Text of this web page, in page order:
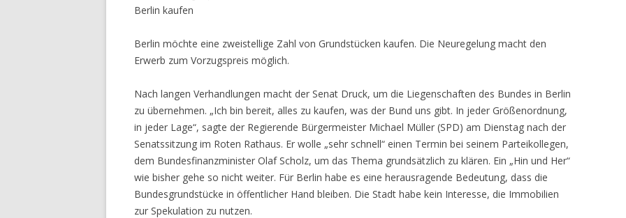
Berlin kaufen
Berlin möchte eine zweistellige Zahl von Grundstücken kaufen. Die Neuregelung macht den
Erwerb zum Vorzugspreis möglich.
Nach langen Verhandlungen macht der Senat Druck, um die Liegenschaften des Bundes in Berlin
zu übernehmen. „Ich bin bereit, alles zu kaufen, was der Bund uns gibt. In jeder Größenordnung,
in jeder Lage“, sagte der Regierende Bürgermeister Michael Müller (SPD) am Dienstag nach der
Senatssitzung im Roten Rathaus. Er wolle „sehr schnell“ einen Termin bei seinem Parteikollegen,
dem Bundesfinanz­minister Olaf Scholz, um das Thema grundsätzlich zu klären. Ein „Hin und Her“
wie bisher gehe so nicht weiter. Für Berlin habe es eine herausragende Bedeutung, dass die
Bundesgrund­stücke in öffentlicher Hand bleiben. Die Stadt habe kein Interesse, die Immobilien
zur Spekulation zu nutzen.